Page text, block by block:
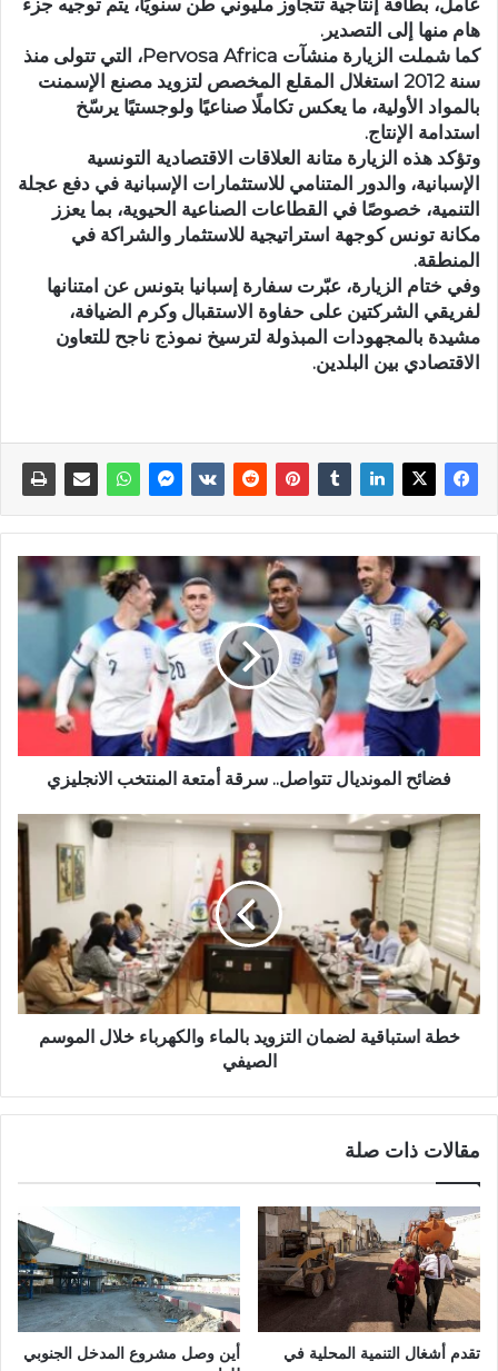
عامل، بطاقة إنتاجية تتجاوز مليوني طن سنويًا، يتم توجيه جزء
هام منها إلى التصدير.
كما شملت الزيارة منشآت Pervosa Africa، التي تتولى منذ
سنة 2012 استغلال المقلع المخصص لتزويد مصنع الإسمنت
بالمواد الأولية، ما يعكس تكاملًا صناعيًا ولوجستيًا يرسّخ
استدامة الإنتاج.
وتؤكد هذه الزيارة متانة العلاقات الاقتصادية التونسية
الإسبانية، والدور المتنامي للاستثمارات الإسبانية في دفع عجلة
التنمية، خصوصًا في القطاعات الصناعية الحيوية، بما يعزز
مكانة تونس كوجهة استراتيجية للاستثمار والشراكة في
المنطقة.
وفي ختام الزيارة، عبّرت سفارة إسبانيا بتونس عن امتنانها
لفريقي الشركتين على حفاوة الاستقبال وكرم الضيافة،
مشيدة بالمجهودات المبذولة لترسيخ نموذج ناجح للتعاون
الاقتصادي بين البلدين.
فضائح المونديال تتواصل.. سرقة أمتعة المنتخب الانجليزي
خطة استباقية لضمان التزويد بالماء والكهرباء خلال الموسم
الصيفي
مقالات ذات صلة
تقدم أشغال التنمية المحلية في
أين وصل مشروع المدخل الجنوبي